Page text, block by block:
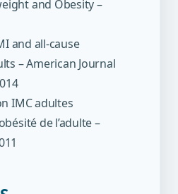
and Obesity –
and all-cause
– American Journal
IMC adultes
de l’adulte –